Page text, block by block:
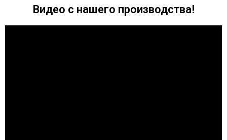
Видео с нашего производства!